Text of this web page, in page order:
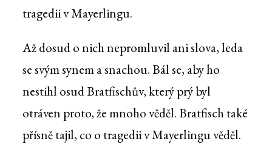
tragedii v Mayerlingu.
Až dosud o nich nepromluvil ani slova, leda
se svým synem a snachou. Bál se, aby ho
nestihl osud Bratfischův, který prý byl
otráven proto, že mnoho věděl. Bratfisch také
přísně tajil, co o tragedii v Mayerlingu věděl.